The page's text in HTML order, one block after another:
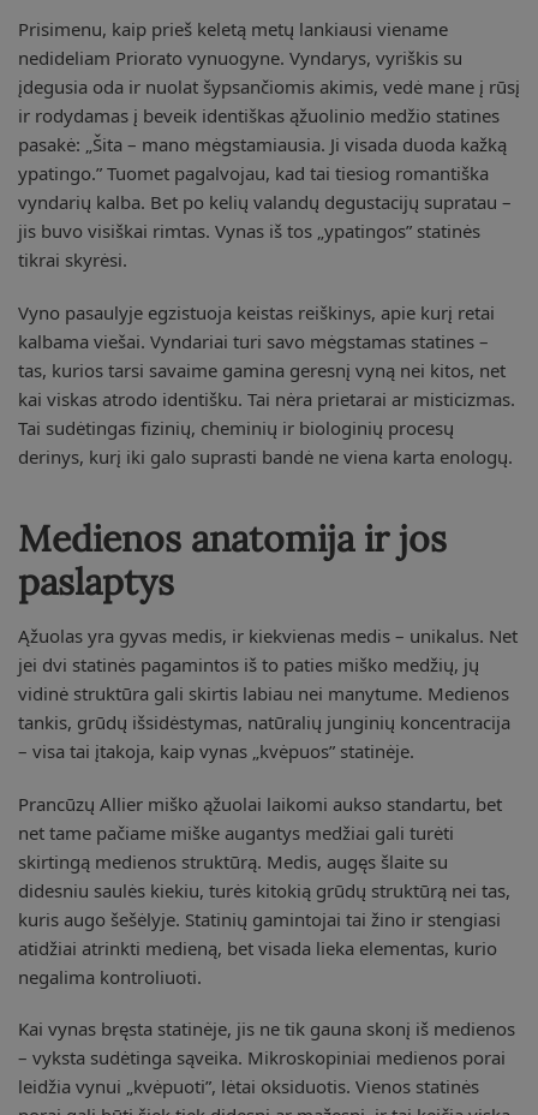
Prisimenu, kaip prieš keletą metų lankiausi viename
nedideliam Priorato vynuogyne. Vyndarys, vyriškis su
įdegusia oda ir nuolat šypsančiomis akimis, vedė mane į rūsį
ir rodydamas į beveik identiškas ąžuolinio medžio statines
pasakė: „Šita – mano mėgstamiausia. Ji visada duoda kažką
ypatingo.” Tuomet pagalvojau, kad tai tiesiog romantiška
vyndarių kalba. Bet po kelių valandų degustacijų supratau –
jis buvo visiškai rimtas. Vynas iš tos „ypatingos” statinės
tikrai skyrėsi.
Vyno pasaulyje egzistuoja keistas reiškinys, apie kurį retai
kalbama viešai. Vyndariai turi savo mėgstamas statines –
tas, kurios tarsi savaime gamina geresnį vyną nei kitos, net
kai viskas atrodo identišku. Tai nėra prietarai ar misticizmas.
Tai sudėtingas fizinių, cheminių ir biologinių procesų
derinys, kurį iki galo suprasti bandė ne viena karta enologų.
Medienos anatomija ir jos
paslaptys
Ąžuolas yra gyvas medis, ir kiekvienas medis – unikalus. Net
jei dvi statinės pagamintos iš to paties miško medžių, jų
vidinė struktūra gali skirtis labiau nei manytume. Medienos
tankis, grūdų išsidėstymas, natūralių junginių koncentracija
– visa tai įtakoja, kaip vynas „kvėpuos” statinėje.
Prancūzų Allier miško ąžuolai laikomi aukso standartu, bet
net tame pačiame miške augantys medžiai gali turėti
skirtingą medienos struktūrą. Medis, augęs šlaite su
didesniu saulės kiekiu, turės kitokią grūdų struktūrą nei tas,
kuris augo šešėlyje. Statinių gamintojai tai žino ir stengiasi
atidžiai atrinkti medieną, bet visada lieka elementas, kurio
negalima kontroliuoti.
Kai vynas bręsta statinėje, jis ne tik gauna skonį iš medienos
– vyksta sudėtinga sąveika. Mikroskopiniai medienos porai
leidžia vynui „kvėpuoti”, lėtai oksiduotis. Vienos statinės